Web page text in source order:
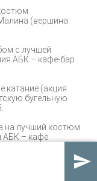
(вершина
с лучшей
АБК – кафе-бар
катание (акция
бугельную
на лучший костюм
АБК – кафе
«Новый
